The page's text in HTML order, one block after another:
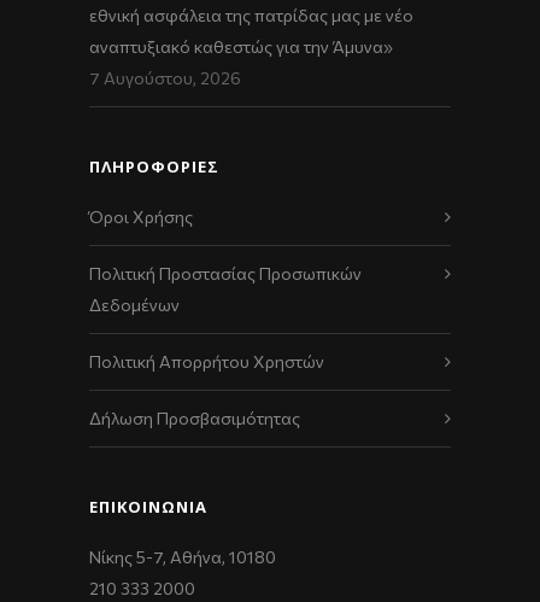
εθνική ασφάλεια της πατρίδας μας με νέο
αναπτυξιακό καθεστώς για την Άμυνα»
7 Αυγούστου, 2026
ΠΛΗΡΟΦΟΡΙΕΣ
Όροι Χρήσης
Πολιτική Προστασίας Προσωπικών
Δεδομένων
Πολιτική Απορρήτου Χρηστών
Δήλωση Προσβασιμότητας
ΕΠΙΚΟΙΝΩΝΊΑ
Νίκης 5-7, Αθήνα, 10180
210 333 2000